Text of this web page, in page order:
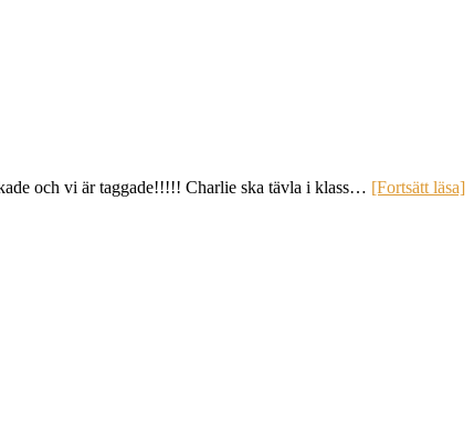
och vi är taggade!!!!! Charlie ska tävla i klass… [Fortsätt läsa]